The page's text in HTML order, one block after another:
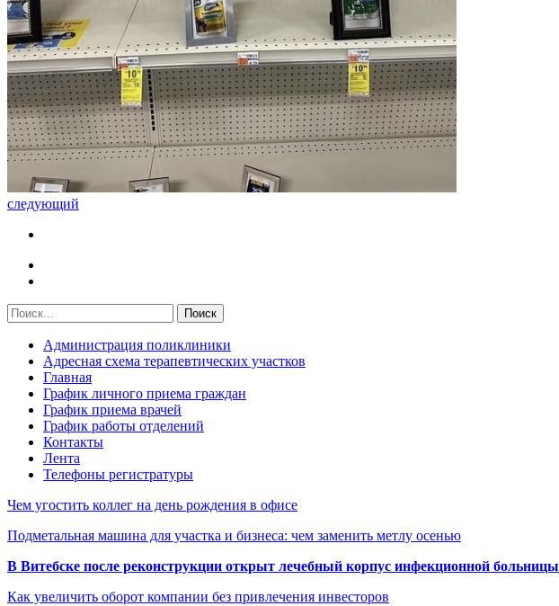
следующий
Администрация поликлиники
Адресная схема терапевтических участков
Главная
График личного приема граждан
График приема врачей
График работы отделений
Контакты
Лента
Телефоны регистратуры
Чем угостить коллег на день рождения в офисе
Подметальная машина для участка и бизнеса: чем заменить метлу осенью
В Витебске после реконструкции открыт лечебный корпус инфекционной больницы
Как увеличить оборот компании без привлечения инвесторов